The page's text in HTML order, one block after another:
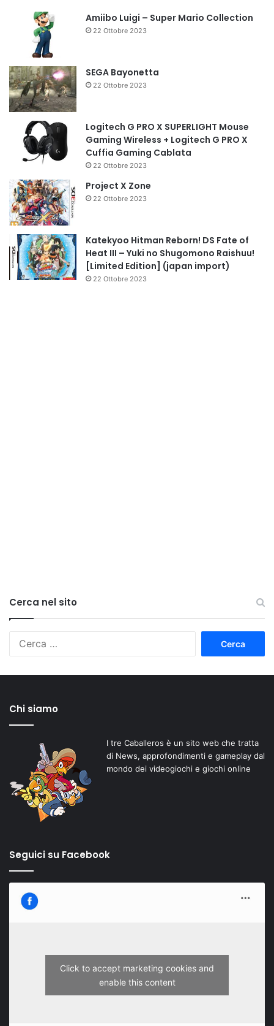
Amiibo Luigi – Super Mario Collection
22 Ottobre 2023
SEGA Bayonetta
22 Ottobre 2023
Logitech G PRO X SUPERLIGHT Mouse
Gaming Wireless + Logitech G PRO X
Cuffia Gaming Cablata
22 Ottobre 2023
Project X Zone
22 Ottobre 2023
Katekyoo Hitman Reborn! DS Fate of
Heat III – Yuki no Shugomono Raishuu!
[Limited Edition] (japan import)
22 Ottobre 2023
Cerca nel sito
Chi siamo
I tre Caballeros è un sito web che tratta
di News, approfondimenti e gameplay dal
mondo dei videogiochi e giochi online
Seguici su Facebook
Click to accept marketing cookies and
enable this content